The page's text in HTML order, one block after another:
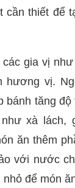
cần thiết để
các gia vị
hương vị.
bánh tăng
xà lách,
ăn thêm
với nước
để món